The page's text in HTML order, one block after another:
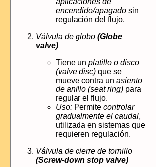
aplicaciones de
encendido/apagado sin
regulación del flujo.
Válvula de globo (Globe
valve)
Tiene un platillo o disco
(valve disc) que se
mueve contra un asiento
de anillo (seat ring) para
regular el flujo.
Uso: Permite controlar
gradualmente el caudal,
utilizada en sistemas que
requieren regulación.
Válvula de cierre de tornillo
(Screw-down stop valve)